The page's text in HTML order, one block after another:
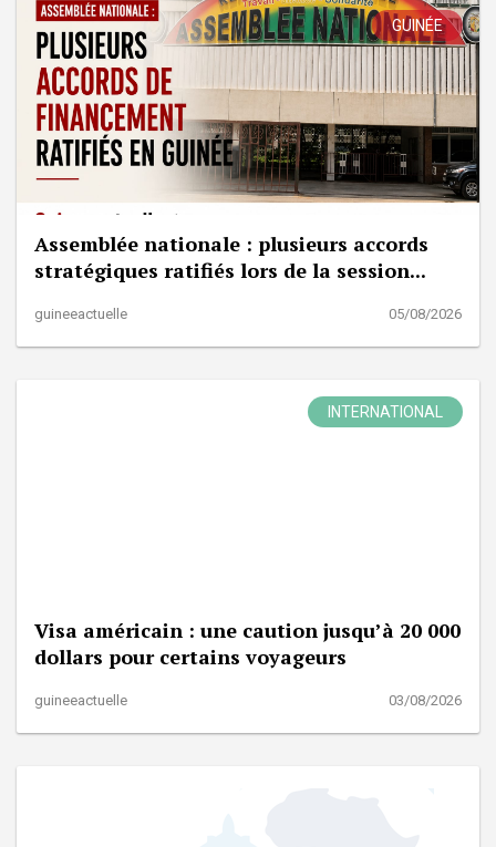
GUINÉE
Assemblée nationale : plusieurs accords
stratégiques ratifiés lors de la session...
guineeactuelle 05/08/2026
INTERNATIONAL
Visa américain : une caution jusqu’à 20 000
dollars pour certains voyageurs
guineeactuelle 03/08/2026